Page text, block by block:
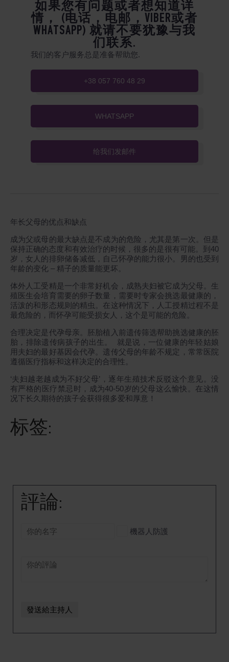
如果您有问题或者想知道详
情， (电话，电邮，VIBER或者
WHATSAPP) 就请不要犹豫与我
们联系.
我们的客户服务总是准备帮助您.
+38 057 760 48 29
WHATSAPP
给我们发邮件
年长父母的优点和缺点
成为父或母的最大缺点是不成为的危险，尤其是第一次。但是
保持正确的态度和有效治疗的时候，很多的是很有可能。到40
岁，女人的排卵储备减低，自己怀孕的能力很小。男的也受到
年龄的变化 – 精子的质量能更坏。
体外人工受精是一个非常好机会，成熟夫妇被它成为父母。生
殖医生会培育需要的卵子数量，需要时专家会挑选最健康的，
活泼的和形态规则的精虫。在这种情况下，人工授精过程不是
最危险的，而怀孕可能受损女人，这个是可能的危险。
合理决定是代孕母亲。胚胎植入前遗传筛选帮助挑选健康的胚
胎，排除遗传病孩子的出生。 就是说，一位健康的年轻姑娘
用夫妇的最好基因会代孕。遗传父母的年龄不规定，常常医院
遵循医疗指标和这样决定的合理性。
‘夫妇越老越成为不好父母’，逐年生殖技术反驳这个意见。没
有严格的医疗禁忌时，成为40-50岁的父母这么愉快。在这情
况下长久期待的孩子会获得很多爱和厚意！
标签:
評論:
機器人防護